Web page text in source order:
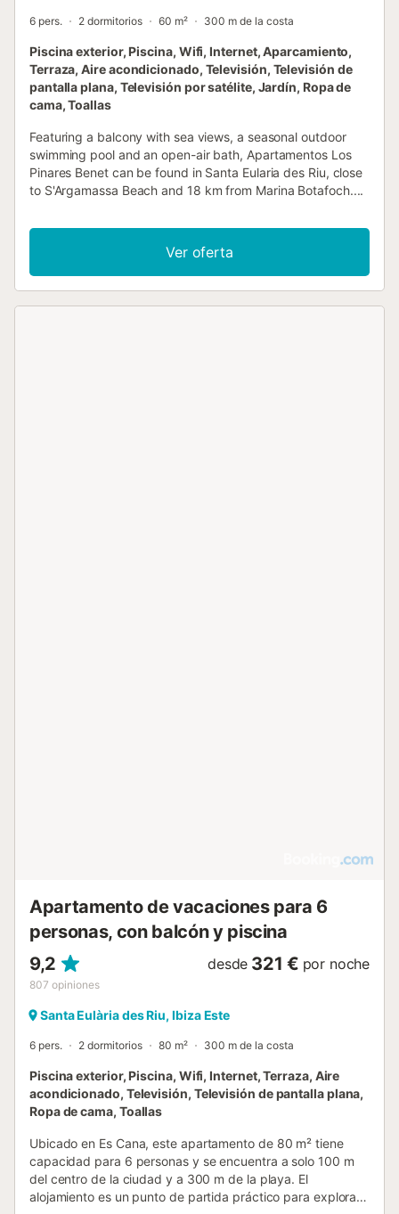
6 pers. 2 dormitorios 60 m² 300 m de la costa
Piscina exterior, Piscina, Wifi, Internet, Aparcamiento,
Terraza, Aire acondicionado, Televisión, Televisión de
pantalla plana, Televisión por satélite, Jardín, Ropa de
cama, Toallas
Featuring a balcony with sea views, a seasonal outdoor
swimming pool and an open-air bath, Apartamentos Los
Pinares Benet can be found in Santa Eularia des Riu, close
to S'Argamassa Beach and 18 km from Marina Botafoch....
Ver oferta
Apartamento de vacaciones para 6
personas, con balcón y piscina
9,2
807 opiniones
desde 321 € por noche
Santa Eulària des Riu, Ibiza Este
6 pers. 2 dormitorios 80 m² 300 m de la costa
Piscina exterior, Piscina, Wifi, Internet, Terraza, Aire
acondicionado, Televisión, Televisión de pantalla plana,
Ropa de cama, Toallas
Ubicado en Es Cana, este apartamento de 80 m² tiene
capacidad para 6 personas y se encuentra a solo 100 m
del centro de la ciudad y a 300 m de la playa. El
alojamiento es un punto de partida práctico para explorar